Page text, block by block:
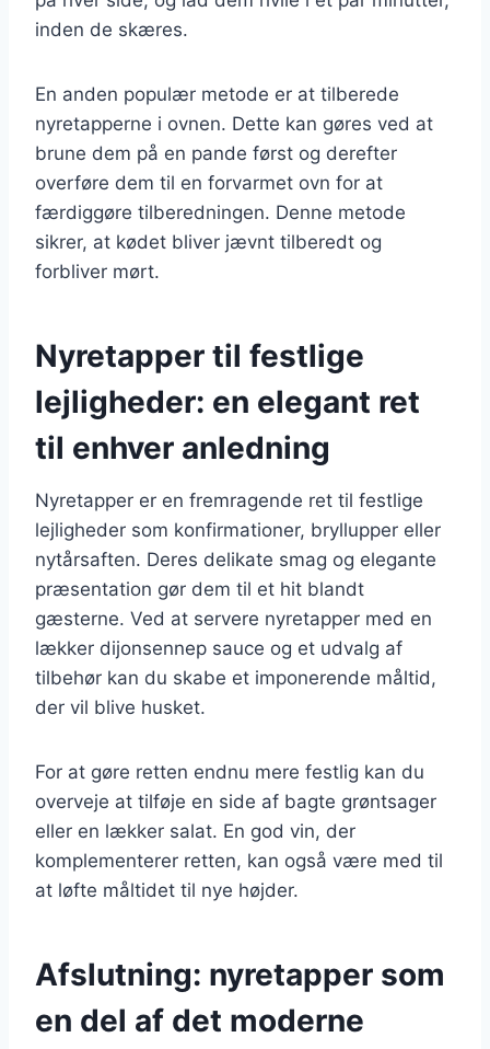
inden de skæres.
En anden populær metode er at tilberede
nyretapperne i ovnen. Dette kan gøres ved at
brune dem på en pande først og derefter
overføre dem til en forvarmet ovn for at
færdiggøre tilberedningen. Denne metode
sikrer, at kødet bliver jævnt tilberedt og
forbliver mørt.
Nyretapper til festlige
lejligheder: en elegant ret
til enhver anledning
Nyretapper er en fremragende ret til festlige
lejligheder som konfirmationer, bryllupper eller
nytårsaften. Deres delikate smag og elegante
præsentation gør dem til et hit blandt
gæsterne. Ved at servere nyretapper med en
lækker dijonsennep sauce og et udvalg af
tilbehør kan du skabe et imponerende måltid,
der vil blive husket.
For at gøre retten endnu mere festlig kan du
overveje at tilføje en side af bagte grøntsager
eller en lækker salat. En god vin, der
komplementerer retten, kan også være med til
at løfte måltidet til nye højder.
Afslutning: nyretapper som
en del af det moderne